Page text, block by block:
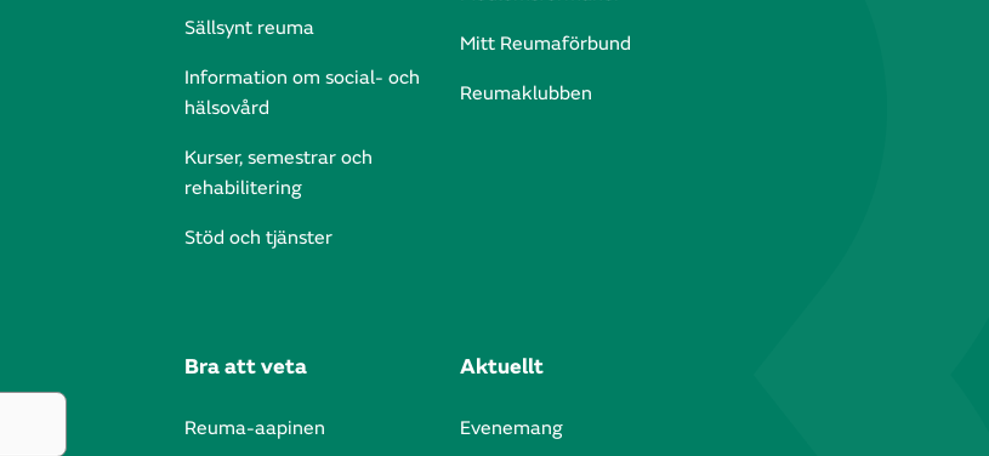
Sällsynt reuma
Information om social- och
hälsovård
Kurser, semestrar och
rehabilitering
Stöd och tjänster
Mitt Reumaförbund
Reumaklubben
Bra att veta
Reuma-aapinen
Aktuellt
Evenemang